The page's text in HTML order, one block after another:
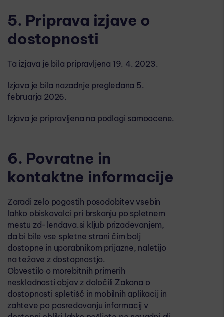
5. Priprava izjave o
dostopnosti
Ta izjava je bila pripravljena 19. 4. 2023.
Izjava je bila nazadnje pregledana 5.
februarja 2026.
Izjava je pripravljena na podlagi samoocene.
6. Povratne in
kontaktne informacije
Zaradi zelo pogostih posodobitev vsebin
lahko obiskovalci pri brskanju po spletnem
mestu zd-lendava.si kljub prizadevanjem,
da bi bile vse spletne strani čim bolj
dostopne in uporabnikom prijazne, naletijo
na težave z dostopnostjo.
Obvestilo o morebitnih primerih
neskladnosti objav z določili Zakona o
dostopnosti spletišč in mobilnih aplikacij in
zahteve po posredovanju informacij v